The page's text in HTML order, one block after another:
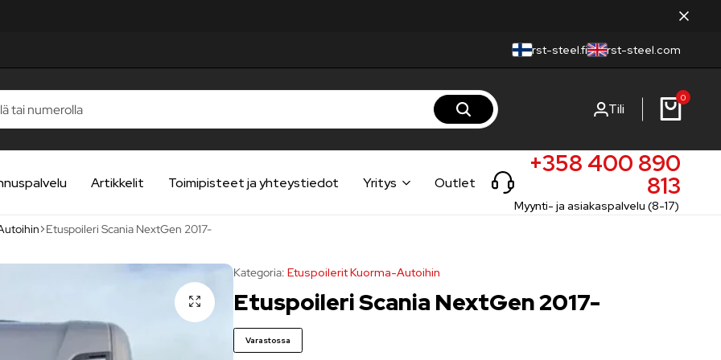
rst-steel.fi rst-steel.com
Tili
0
Artikkelit Toimipisteet ja yhteystiedot Yritys Outlet
+358 400 890
813
Myynti- ja asiakaspalvelu (8-17)
Etuspoileri Scania NextGen 2017-
Kategoria: Etuspoilerit Kuorma-Autoihin
Etuspoileri Scania NextGen 2017-
Varastossa